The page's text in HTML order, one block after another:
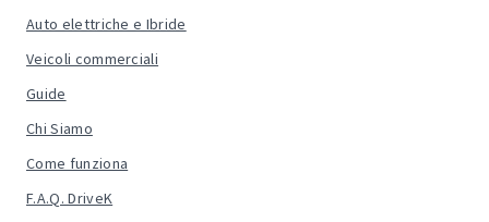
Auto elettriche e Ibride
Veicoli commerciali
Guide
Chi Siamo
Come funziona
F.A.Q. DriveK